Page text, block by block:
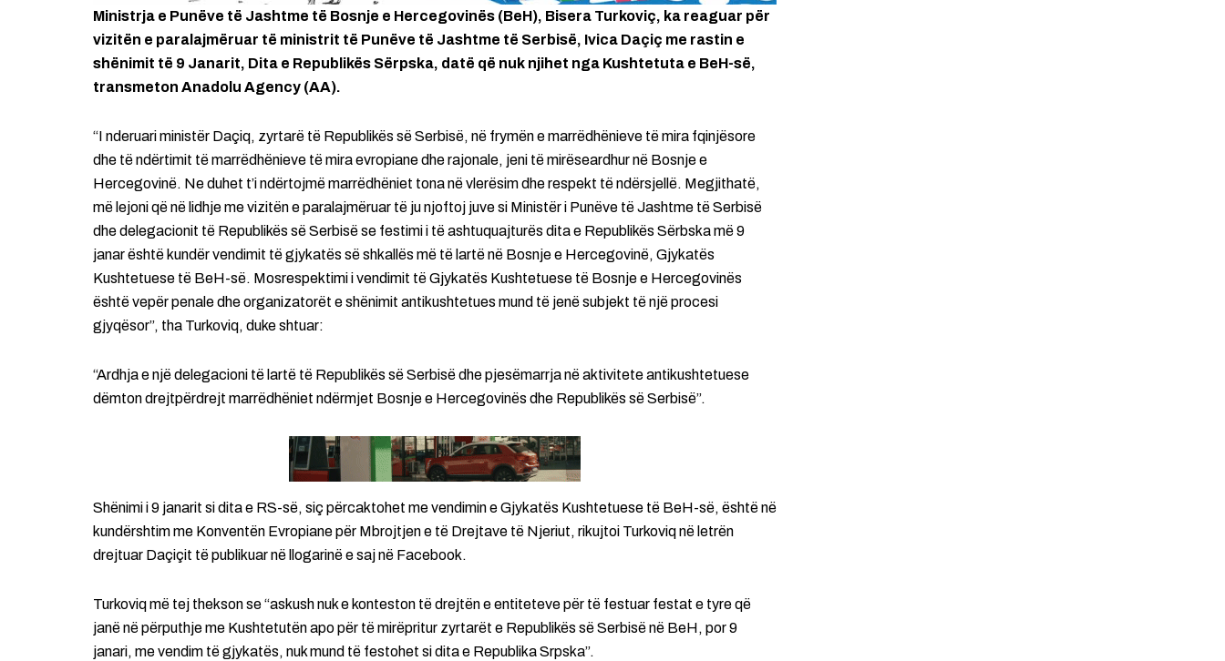
Ministrja e Punëve të Jashtme të Bosnje e Hercegovinës (BeH), Bisera Turkoviç, ka reaguar për
vizitën e paralajmëruar të ministrit të Punëve të Jashtme të Serbisë, Ivica Daçiç me rastin e
shënimit të 9 Janarit, Dita e Republikës Sërpska, datë që nuk njihet nga Kushtetuta e BeH-së,
transmeton Anadolu Agency (AA).
“I nderuari ministër Daçiq, zyrtarë të Republikës së Serbisë, në frymën e marrëdhënieve të mira fqinjësore
dhe të ndërtimit të marrëdhënieve të mira evropiane dhe rajonale, jeni të mirëseardhur në Bosnje e
Hercegovinë. Ne duhet t’i ndërtojmë marrëdhëniet tona në vlerësim dhe respekt të ndërsjellë. Megjithatë,
më lejoni që në lidhje me vizitën e paralajmëruar të ju njoftoj juve si Ministër i Punëve të Jashtme të Serbisë
dhe delegacionit të Republikës së Serbisë se festimi i të ashtuquajturës dita e Republikës Sërbska më 9
janar është kundër vendimit të gjykatës së shkallës më të lartë në Bosnje e Hercegovinë, Gjykatës
Kushtetuese të BeH-së. Mosrespektimi i vendimit të Gjykatës Kushtetuese të Bosnje e Hercegovinës
është vepër penale dhe organizatorët e shënimit antikushtetues mund të jenë subjekt të një procesi
gjyqësor”, tha Turkoviq, duke shtuar:
“Ardhja e një delegacioni të lartë të Republikës së Serbisë dhe pjesëmarrja në aktivitete antikushtetuese
dëmton drejtpërdrejt marrëdhëniet ndërmjet Bosnje e Hercegovinës dhe Republikës së Serbisë”.
Shënimi i 9 janarit si dita e RS-së, siç përcaktohet me vendimin e Gjykatës Kushtetuese të BeH-së, është në
kundërshtim me Konventën Evropiane për Mbrojtjen e të Drejtave të Njeriut, rikujtoi Turkoviq në letrën
drejtuar Daçiçit të publikuar në llogarinë e saj në Facebook.
Turkoviq më tej thekson se “askush nuk e konteston të drejtën e entiteteve për të festuar festat e tyre që
janë në përputhje me Kushtetutën apo për të mirëpritur zyrtarët e Republikës së Serbisë në BeH, por 9
janari, me vendim të gjykatës, nuk mund të festohet si dita e Republika Srpska”.